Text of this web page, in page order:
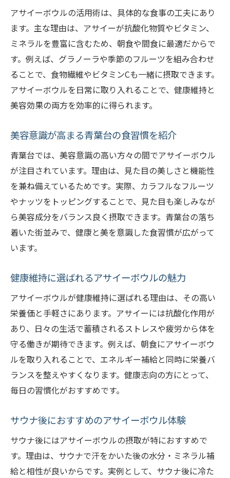
アサイーボウルの活用術は、具体的な食事の工夫にあり
ます。主な理由は、アサイーが抗酸化物質やビタミン、
ミネラルを豊富に含むため、朝食や間食に最適だからで
す。例えば、グラノーラや季節のフルーツを組み合わせ
ることで、食物繊維やビタミンCも一緒に摂取できます。
アサイーボウルを日常に取り入れることで、健康維持と
美容効果の両方を効率的に得られます。
美容意識が高まる青葉台の食習慣を紹介
青葉台では、美容意識の高い方々の間でアサイーボウル
が注目されています。理由は、見た目の美しさと機能性
を兼ね備えているためです。実際、カラフルなフルーツ
やナッツをトッピングすることで、見た目も楽しみなが
ら美容成分をバランス良く摂取できます。青葉台の落ち
着いた街並みで、健康と美を意識した食習慣が広がって
います。
健康維持に選ばれるアサイーボウルの魅力
アサイーボウルが健康維持に選ばれる理由は、その高い
栄養価と手軽さにあります。アサイーには抗酸化作用が
あり、日々の生活で蓄積されるストレスや疲労から体を
守る働きが期待できます。例えば、朝食にアサイーボウ
ルを取り入れることで、エネルギー補給と同時に栄養バ
ランスを整えやすくなります。健康志向の方にとって、
毎日の習慣化がおすすめです。
サウナ後におすすめのアサイーボウル体験
サウナ後にはアサイーボウルの摂取が特におすすめで
す。理由は、サウナで汗をかいた後の水分・ミネラル補
給と相性が良いからです。実例として、サウナ後に冷た